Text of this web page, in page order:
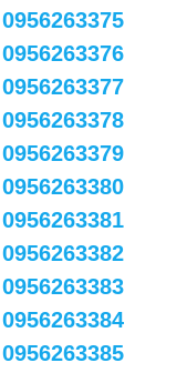
0956263375
0956263376
0956263377
0956263378
0956263379
0956263380
0956263381
0956263382
0956263383
0956263384
0956263385